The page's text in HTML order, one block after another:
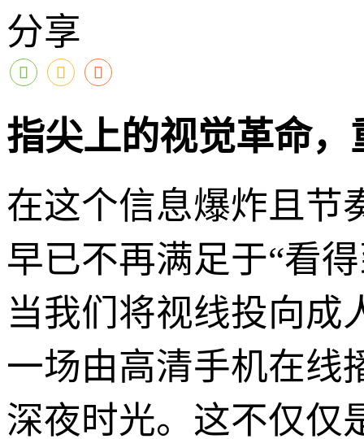
分享
指尖上的视觉革命
在这个信息爆炸且节
早已不再满足于“看
当我们将视线投向成
一场由高清手机在线
深夜时光。这不仅仅